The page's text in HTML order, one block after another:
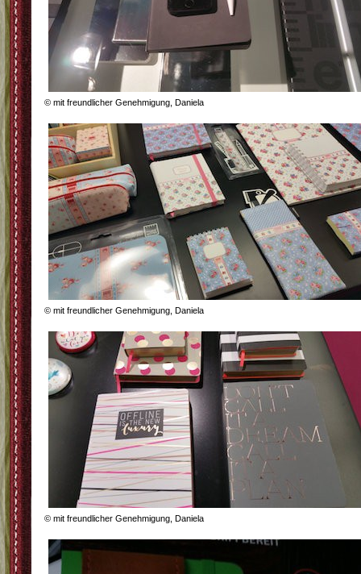
© mit freundlicher Genehmigung, Daniela
© mit freundlicher Genehmigung, Daniela
© mit freundlicher Genehmigung, Daniela